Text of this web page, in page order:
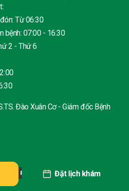
Đặt lịch khám
Từ 06:30
07:00 - 16:30
2 - Thứ 6
Đào Xuân Cơ - Giám đốc Bệnh